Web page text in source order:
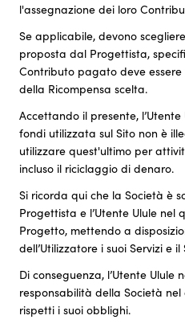
l'assegnazione dei loro
Se applicabile, devono
proposta dal Progettista,
Contributo pagato deve
della Ricompensa scelta.
Accettando il presente,
fondi utilizzata sul Sito non è
utilizzare quest'ultimo per
incluso il riciclaggio di denaro.
Si ricorda qui che la Società è
Progettista e l’Utente Ulule
Progetto, mettendo a
dell’Utilizzatore i suoi Servizi e il
Di conseguenza, l’Utente
responsabilità della Società
rispetti i suoi obblighi.